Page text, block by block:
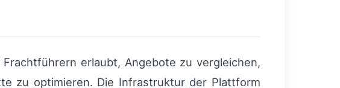
erlaubt, Angebote zu vergleichen,
zu optimieren. Die Infrastruktur der Plattform